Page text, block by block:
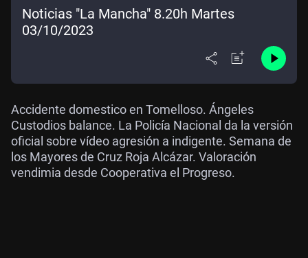
Noticias "La Mancha" 8.20h Martes
03/10/2023
Accidente domestico en Tomelloso. Ángeles
Custodios balance. La Policía Nacional da la versión
oficial sobre vídeo agresión a indigente. Semana de
los Mayores de Cruz Roja Alcázar. Valoración
vendimia desde Cooperativa el Progreso.